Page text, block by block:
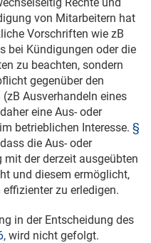
von Mitarbeitern hat
Vorschriften wie zB
bei Kündigungen oder die
zu beachten, sondern
gegenüber den
Ausverhandeln eines
eine Aus- oder
betrieblichen Interesse. §
die Aus- oder
der derzeit ausgeübten
und diesem ermöglicht,
zu erledigen.
in der Entscheidung des
, wird nicht gefolgt.